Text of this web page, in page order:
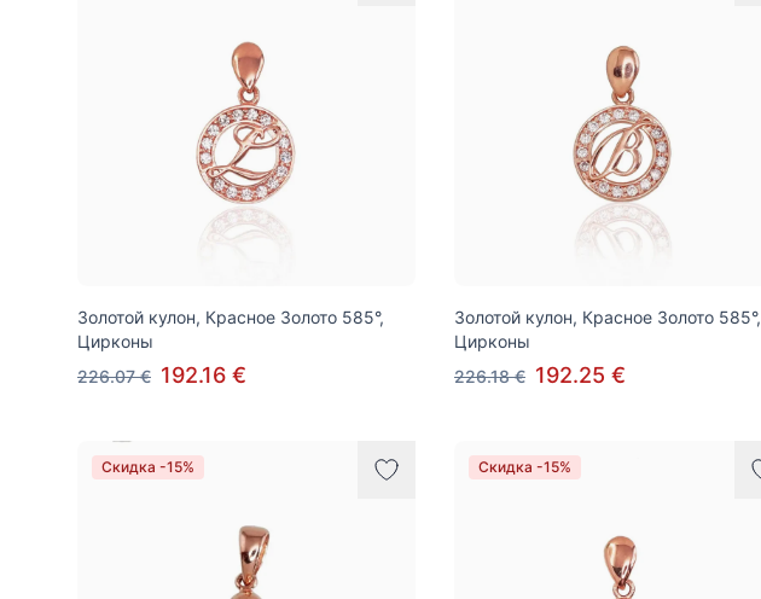
Золотой кулон, Красное Золото 585°,
Цирконы
226.07 € 192.16 €
Золотой кулон, Красное Золото 585°,
Цирконы
226.18 € 192.25 €
Скидка -15% Скидка -15%